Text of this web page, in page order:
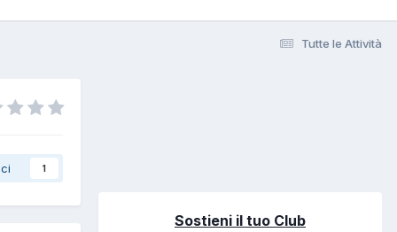
Tutte le Attività
1
Sostieni il tuo Club